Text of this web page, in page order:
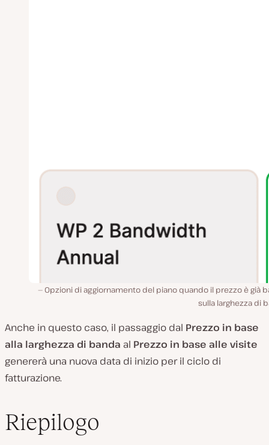
Opzioni di aggiornamento del piano quando il prezzo è già
sulla larghezza di
Anche in questo caso, il passaggio dal Prezzo in base
alla larghezza di banda al Prezzo in base alle visite
genererà una nuova data di inizio per il ciclo di
fatturazione.
Riepilogo